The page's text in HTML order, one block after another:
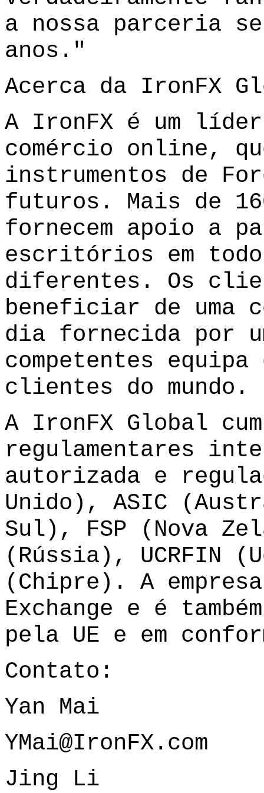
a nossa parceria
anos."
Acerca da IronFX
A IronFX é um
comércio online,
instrumentos de
futuros. Mais de
fornecem apoio a
escritórios em todo
diferentes. Os
beneficiar de uma
dia fornecida por
competentes
clientes do mundo.
A IronFX Global
regulamentares
autorizada e
Unido), ASIC
Sul), FSP (Nova
(Rússia), UCRFIN
(Chipre). A
Exchange e é
pela UE e em
Contato:
Yan Mai
YMai@IronFX.com
Jing Li